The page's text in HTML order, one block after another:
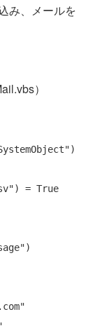
み、メールを
）
) = True
)